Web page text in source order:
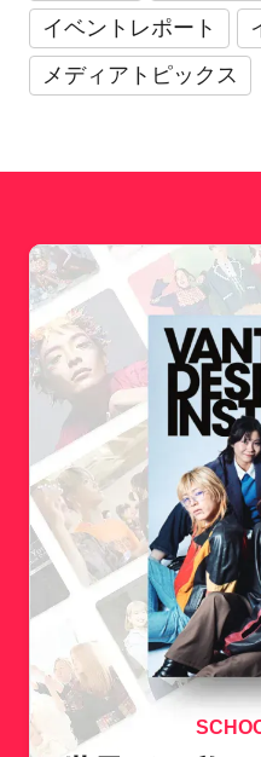
イベントレポート
メディアトピックス